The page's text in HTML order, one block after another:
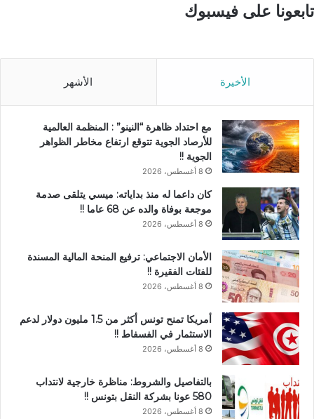
تابعونا على فيسبوك
الأخيرة الأشهر
مع احتداد ظاهرة “النينو” : المنظمة العالمية
للأرصاد الجوية تتوقع ارتفاع مخاطر الظواهر
الجوية !!
8 أغسطس، 2026
كان داعما له منذ بداياته: ميسي يتلقى صدمة
موجعة بوفاة والده عن 68 عاما !!
8 أغسطس، 2026
الأمان الاجتماعي: ترفيع المنحة المالية المسندة
للفئات الفقيرة !!
8 أغسطس، 2026
أمريكا تمنح تونس أكثر من 1.5 مليون دولار لدعم
الاستثمار في الفسفاط !!
8 أغسطس، 2026
بالتفاصيل والشروط: مناظرة خارجية لانتداب
580 عونا بشركة النقل بتونس !!
8 أغسطس، 2026